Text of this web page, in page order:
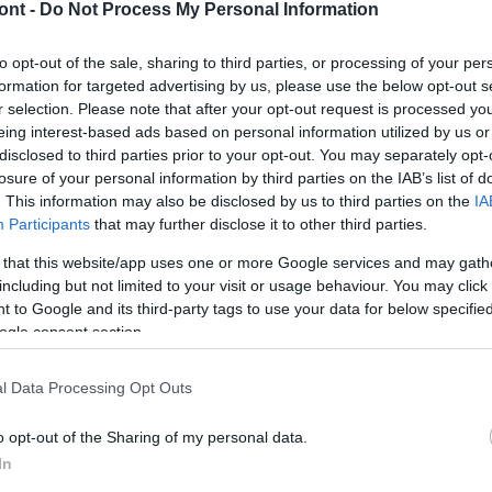
- Do Not Process My Personal Information
opt-out of the sale, sharing to third parties, or processing of your
for targeted advertising by us, please use the below opt-out
selection. Please note that after your opt-out request is processed
interest-based ads based on personal information utilized by us
to third parties prior to your opt-out. You may separately
of your personal information by third parties on the IAB’s list of
This information may also be disclosed by us to third parties on the
Participants that may further disclose it to other third parties.
that this website/app uses one or more Google services and may
but not limited to your visit or usage behaviour. You may
to Google and its third-party tags to use your data for below
consent section.
Data Processing Opt Outs
opt-out of the Sharing of my personal data.
- közölte a Nemzeti Népegészségügyi
akár extrém magas is lehet a parlagfű
a megerősödő szél tovább fokozhatja a
enyhítenek számottevően.
egészen az utolsó augusztusi hétvégéig az
a korábbi években. Augusztus utolsó napjaiban
emelkedett, országosan elérte a nagyon
két hétben továbbra is erős tünetekre
ne végezzenek fizikai munkát a szabadban,